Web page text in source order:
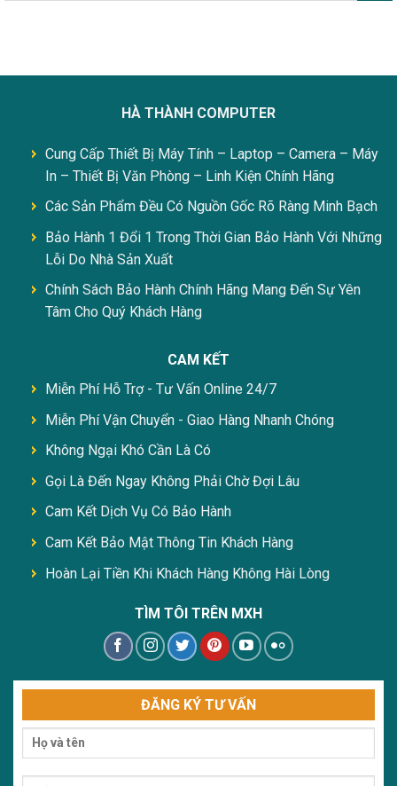
HÀ THÀNH COMPUTER
Cung Cấp Thiết Bị Máy Tính – Laptop – Camera – Máy
In – Thiết Bị Văn Phòng – Linh Kiện Chính Hãng
Các Sản Phẩm Đều Có Nguồn Gốc Rõ Ràng Minh Bạch
Bảo Hành 1 Đổi 1 Trong Thời Gian Bảo Hành Với Những
Lỗi Do Nhà Sản Xuất
Chính Sách Bảo Hành Chính Hãng Mang Đến Sự Yên
Tâm Cho Quý Khách Hàng
CAM KẾT
Miễn Phí Hỗ Trợ - Tư Vấn Online 24/7
Miễn Phí Vận Chuyển - Giao Hàng Nhanh Chóng
Không Ngại Khó Cần Là Có
Gọi Là Đến Ngay Không Phải Chờ Đợi Lâu
Cam Kết Dịch Vụ Có Bảo Hành
Cam Kết Bảo Mật Thông Tin Khách Hàng
Hoàn Lại Tiền Khi Khách Hàng Không Hài Lòng
TÌM TÔI TRÊN MXH
ĐĂNG KÝ TƯ VẤN